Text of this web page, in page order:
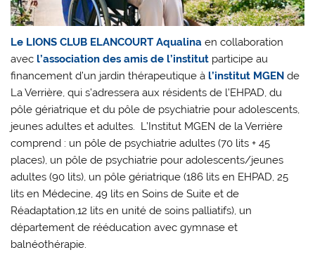
Le LIONS CLUB ELANCOURT Aqualina en collaboration
avecl’association des amis de l’institut participe au
financement d’un jardin thérapeutique àl’institut MGEN de
La Verrière, qui s’adressera aux résidents de l’EHPAD, du
pôle gériatrique et du pôle de psychiatrie pour adolescents,
jeunes adultes et adultes. L’Institut MGEN de la Verrière
comprend : un pôle de psychiatrie adultes (70 lits + 45
places), un pôle de psychiatrie pour adolescents/jeunes
adultes (90 lits), un pôle gériatrique (186 lits en EHPAD, 25
lits en Médecine, 49 lits en Soins de Suite et de
Réadaptation,12 lits en unité de soins palliatifs), un
département de rééducation avec gymnase et
balnéothérapie.